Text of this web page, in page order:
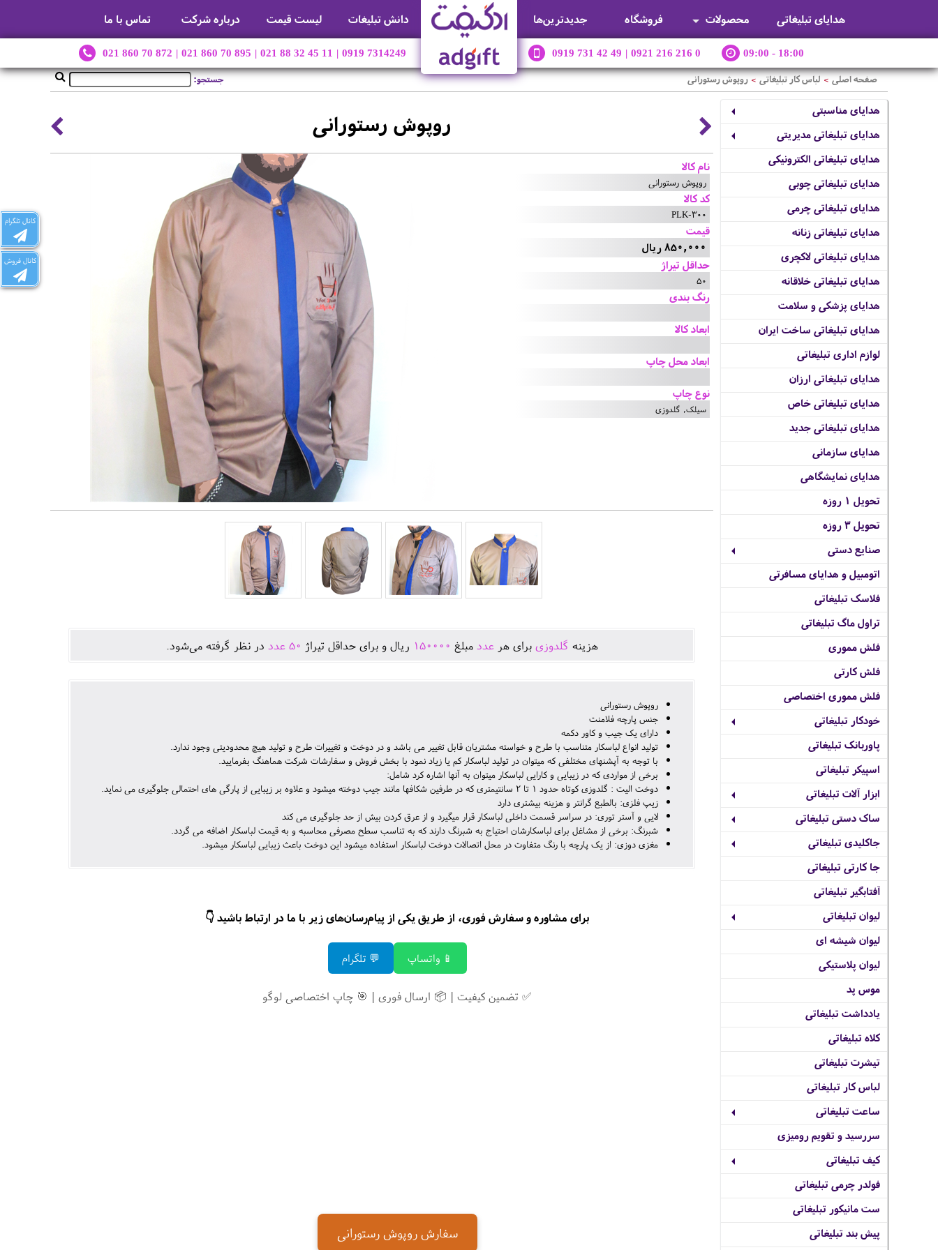
هدایای تبلیغاتی محصولات فروشگاه جديدترين‌ها دانش تبلیغات لیست قیمت درباره شرکت تماس با ما
021 860 70 872 | 021 860 70 895 | 021 88 32 45 11 | 0919 7314249 0919 731 42 49 | 0921 216 216 0 09:00 - 18:00
کانال تلگرام
کانال فروش
جستجو: صفحه اصلی > لباس کار تبلیغاتی > روپوش رستورانی
هدایای مناسبتی
هدایای تبلیغاتی مدیریتی
هدایای تبلیغاتی الکترونیکی
هدایای تبلیغاتی چوبی
هدایای تبلیغاتی چرمی
هدایای تبلیغاتی زنانه
هدایای تبلیغاتی لاکچری
هدایای تبلیغاتی خلاقانه
هدایای پزشکی و سلامت
هدایای تبلیغاتی ساخت ایران
لوازم اداری تبلیغاتی
هدایای تبلیغاتی ارزان
هدایای تبلیغاتی خاص
هدایای تبلیغاتی جدید
هدایای سازمانی
هدایای نمایشگاهی
تحویل 1 روزه
تحویل 3 روزه
صنایع دستی
اتومبیل و هدایای مسافرتی
فلاسک تبلیغاتی
تراول ماگ تبلیغاتی
فلش مموری
فلش کارتی
فلش مموری اختصاصی
خودکار تبلیغاتی
پاوربانک تبلیغاتی
اسپیکر تبلیغاتی
ابزار آلات تبلیغاتی
ساک دستی تبلیغاتی
جاکلیدی تبلیغاتی
جا کارتی تبلیغاتی
آفتابگیر تبلیغاتی
لیوان تبلیغاتی
لیوان شیشه ای
لیوان پلاستیکی
موس پد
یادداشت تبلیغاتی
کلاه تبلیغاتی
تیشرت تبلیغاتی
لباس کار تبلیغاتی
ساعت تبلیغاتی
سررسید و تقویم رومیزی
کیف تبلیغاتی
فولدر چرمی تبلیغاتی
ست مانیکور تبلیغاتی
پیش بند تبلیغاتی
روپوش رستورانی
نام کالا
روپوش رستورانی
کد کالا
PLK-300
قیمت
850,000 ریال
حداقل تیراژ
50
رنگ بندی
ابعاد کالا
ابعاد محل چاپ
نوع چاپ
سیلک, گلدوزی
هزينه گلدوزی برای هرعدد مبلغ 150000 ريال و برای حداقل تيراژ 50 عدد در نظر گرفته می‌شود.
روپوش رستورانی
جنس پارچه فلامنت
دارای یک جیب و کاور دکمه
تولید انواع لباسکار متناسب با طرح و خواسته مشتریان قابل تغییر می باشد و در دوخت و تغییرات طرح و تولید هیچ محدودیتی وجود ندارد.
با توجه به آپشنهای مختلفی که میتوان در تولید لباسکار کم یا زیاد نمود با بخش فروش و سفارشات شرکت هماهنگ بفرمایید.
برخی از مواردی که در زیبایی و کارایی لباسکار میتوان به آنها اشاره کرد شامل:
دوخت الیت : گلدوزی کوتاه حدود 1 تا 2 سانتیمتری که در طرفین شکافها مانند جیب دوخته میشود و علاوه بر زیبایی از پارگی های احتمالی جلوگیری می نماید.
زیپ فلزی: بالطبع گرانتر و هزینه بیشتری دارد
لایی و آستر توری: در سراسر قسمت داخلی لباسکار قرار میگیرد و از عرق کردن بیش از حد جلوگیری می کند
شبرنگ: برخی از مشاغل برای لباسکارشان احتیاج به شبرنگ دارند که به تناسب سطح مصرفی محاسبه و به قیمت لباسکار اضافه می گردد.
مغزی دوزی: از یک پارچه با رنگ متفاوت در محل اتصالات دوخت لباسکار استفاده میشود این دوخت باعث زیبایی لباسکار میشود.
برای مشاوره و سفارش فوری، از طریق یکی از پیام‌رسان‌های زیر با ما در ارتباط باشید 👇
📱 واتساپ 💬 تلگرام
✅ تضمین کیفیت | 📦 ارسال فوری | 🎯 چاپ اختصاصی لوگو
سفارش روپوش رستورانی